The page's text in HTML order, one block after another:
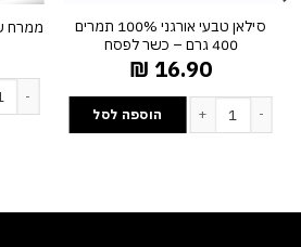
סילאן טבעי אורגני 100% תמרים
400 גרם – כשר לפסח
16.90
₪
הוספה לסל
ממרח שקדים